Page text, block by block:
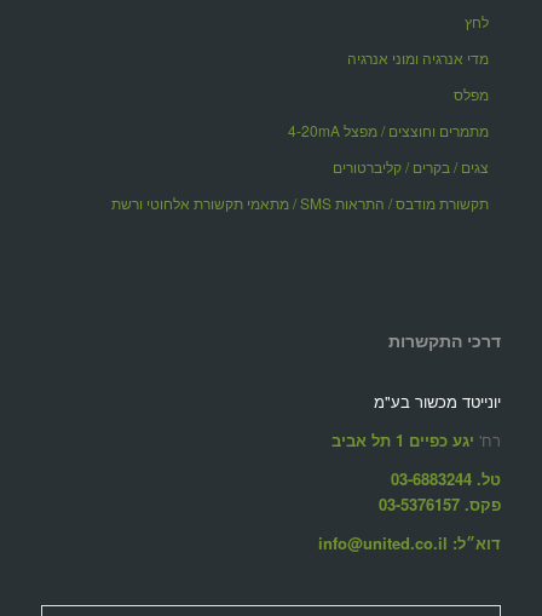
לחץ
מדי אנרגיה ומוני אנרגיה
מפלס
מתמרים וחוצצים / מפצל 4-20mA
צגים / בקרים / קליברטורים
תקשורת מודבס / התראות SMS / מתאמי תקשורת אלחוטי ורשת
דרכי התקשרות
יונייטד מכשור בע"מ
רח' יגע כפיים 1 תל אביב
טל. 03-6883244
פקס. 03-5376157
דוא״ל: info@united.co.il